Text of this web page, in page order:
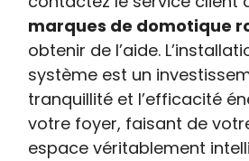
marques de domotique
obtenir de l’aide.
système est un
tranquillité et l’efficacité
votre foyer, faisant de
espace véritablement